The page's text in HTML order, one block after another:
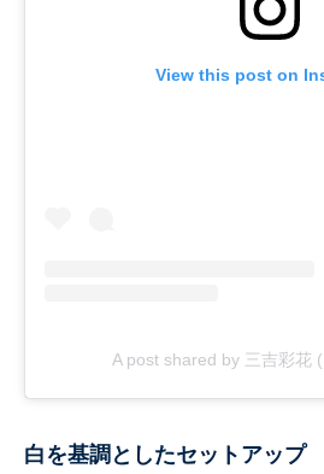
View this post on
A post shared by 三吉彩花
白を基調としたセットアップ